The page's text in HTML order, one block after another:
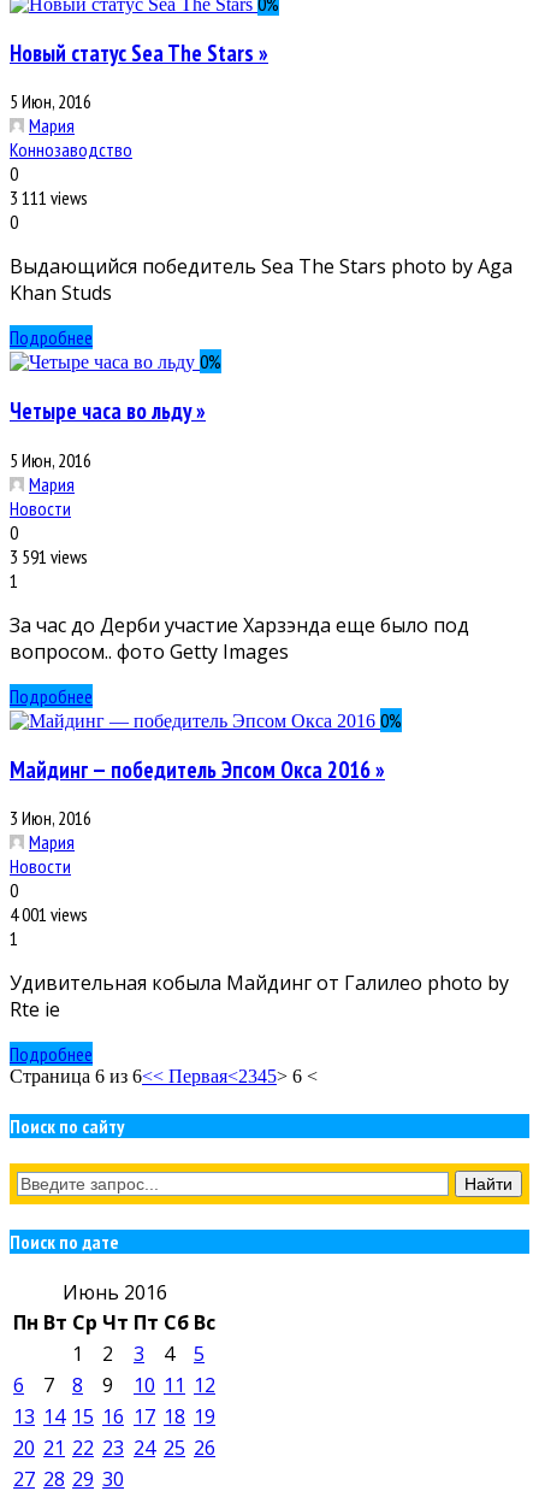
Новый статус Sea The Stars »
5 Июн, 2016
Мария
Коннозаводство
0
3 111 views
0
Выдающийся победитель Sea The Stars photo by Aga
Khan Studs
Подробнее
0%
Четыре часа во льду »
5 Июн, 2016
Мария
Новости
0
3 591 views
1
За час до Дерби участие Харзэнда еще было под
вопросом.. фото Getty Images
Подробнее
0%
Майдинг — победитель Эпсом Окса 2016 »
3 Июн, 2016
Мария
Новости
0
4 001 views
1
Удивительная кобыла Майдинг от Галилео photo by
Rte ie
Подробнее
Страница 6 из 6<< Первая<2345> 6 <
Поиск по сайту
Поиск по дате
Июнь 2016
Пн Вт Ср Чт Пт Сб Вс
1
2 3 4
5
6
7 8 9 10 11 12
13 14 15 16 17 18 19
20 21 22 23 24 25 26
27 28 29 30